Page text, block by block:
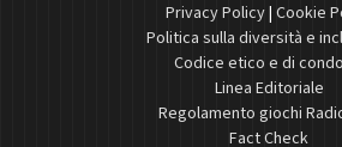
Privacy Policy| Cookie
Politica sulla diversità e
Codice etico e di
Linea Editoriale
Regolamento giochi
Fact Check